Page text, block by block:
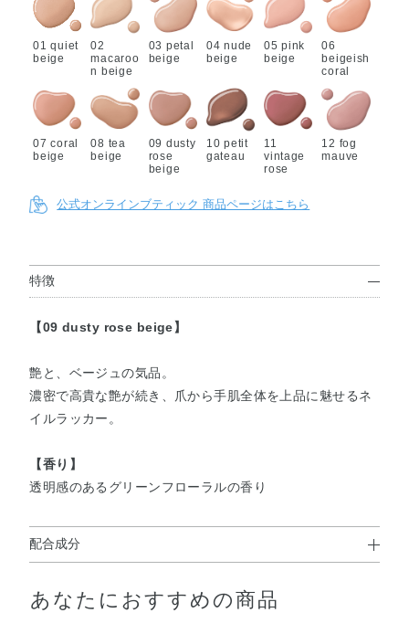
01 quiet
beige
02
macaroo
n beige
03 petal
beige
04 nude
beige
05 pink
beige
06
beigeish
coral
07 coral
beige
08 tea
beige
09 dusty
rose
beige
10 petit
gateau
11
vintage
rose
12 fog
mauve
ears
cassis
ment
flamingo
pink
pudding
pink
muguet
公式オンラインブティック 商品ページはこちら
特徴
【09 dusty rose beige】
艶と、ベージュの気品。
濃密で高貴な艶が続き、爪から手肌全体を上品に魅せるネ
イルラッカー。
【香り】
透明感のあるグリーンフローラルの香り
配合成分
ノール・（無水フタル酸／安息香酸／グリセリン）コポリ
あなたにおすすめの商品